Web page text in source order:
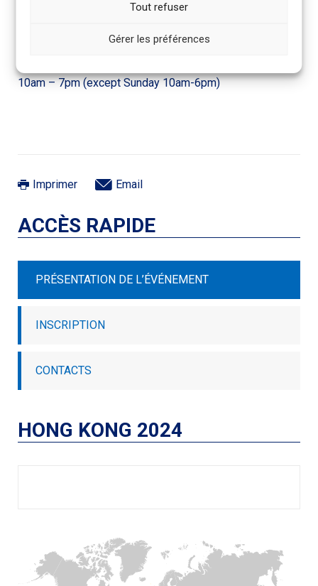
Tout refuser
Gérer les préférences
Dates et horaires du salon
Thursday 25 Jan 2024 – Sunday 28 Jan 2024
10am – 7pm (except Sunday 10am-6pm)
Imprimer Email
ACCÈS RAPIDE
PRÉSENTATION DE L’ÉVÉNEMENT
INSCRIPTION
CONTACTS
HONG KONG 2024